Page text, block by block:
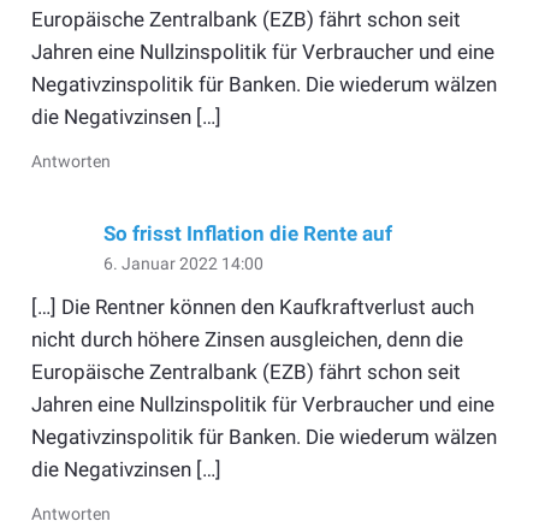
Europäische Zentralbank (EZB) fährt schon seit
Jahren eine Nullzinspolitik für Verbraucher und eine
Negativzinspolitik für Banken. Die wiederum wälzen
die Negativzinsen […]
Antworten
So frisst Inflation die Rente auf
6. Januar 2022 14:00
[…] Die Rentner können den Kaufkraftverlust auch
nicht durch höhere Zinsen ausgleichen, denn die
Europäische Zentralbank (EZB) fährt schon seit
Jahren eine Nullzinspolitik für Verbraucher und eine
Negativzinspolitik für Banken. Die wiederum wälzen
die Negativzinsen […]
Antworten